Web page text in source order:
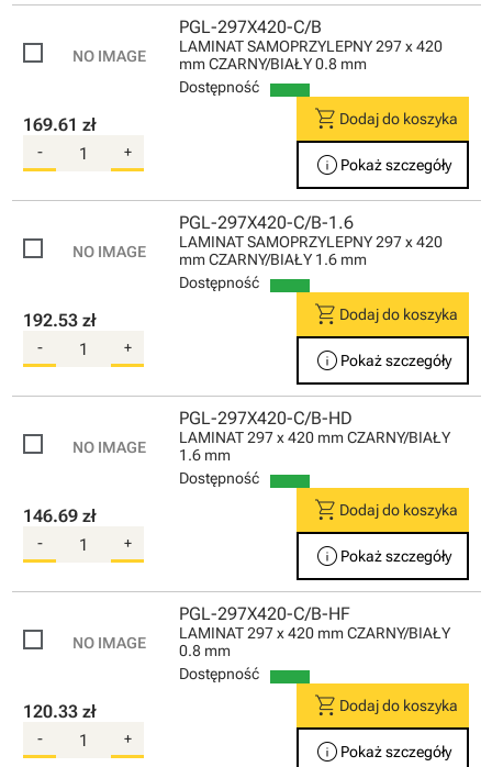
PGL-297X420-C/B
LAMINAT SAMOPRZYLEPNY 297 x 420
mm CZARNY/BIAŁY 0.8 mm
Dostępność
169.61 zł
- +
shopping_cart Dodaj do koszyka
info Pokaż szczegóły
PGL-297X420-C/B-1.6
LAMINAT SAMOPRZYLEPNY 297 x 420
mm CZARNY/BIAŁY 1.6 mm
Dostępność
192.53 zł
- +
shopping_cart Dodaj do koszyka
info Pokaż szczegóły
PGL-297X420-C/B-HD
LAMINAT 297 x 420 mm CZARNY/BIAŁY
1.6 mm
Dostępność
146.69 zł
- +
shopping_cart Dodaj do koszyka
info Pokaż szczegóły
PGL-297X420-C/B-HF
LAMINAT 297 x 420 mm CZARNY/BIAŁY
0.8 mm
Dostępność
120.33 zł
- +
shopping_cart Dodaj do koszyka
info Pokaż szczegóły